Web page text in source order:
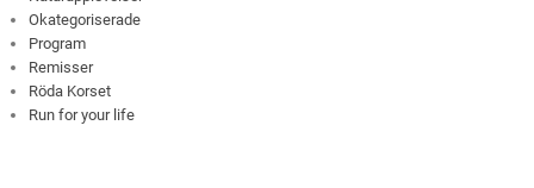
Okategoriserade
Program
Remisser
Röda Korset
Run for your life